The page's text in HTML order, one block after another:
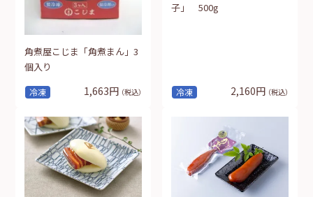
冷凍
角煮屋こじま「角煮まん」3
個入り
1,663円 （税込） 冷凍
子」 500g
2,160円 （税込）